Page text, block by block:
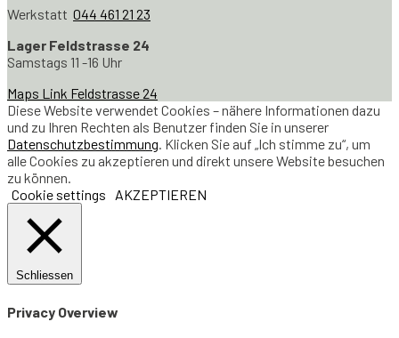
Werkstatt 044 461 21 23
Lager Feldstrasse 24
Samstags 11 -16 Uhr
Maps Link Feldstrasse 24
Diese Website verwendet Cookies – nähere Informationen dazu
und zu Ihren Rechten als Benutzer finden Sie in unserer
Datenschutzbestimmung . Klicken Sie auf „Ich stimme zu“, um
alle Cookies zu akzeptieren und direkt unsere Website besuchen
zu können.
Cookie settings
AKZEPTIEREN
Schliessen
Privacy Overview